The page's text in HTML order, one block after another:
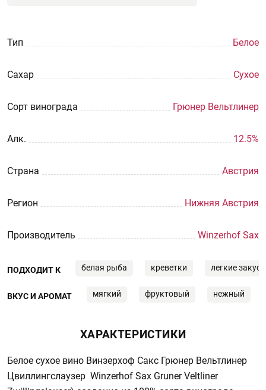
Тип Белое
Сахар Сухое
Сорт винограда Грюнер Вельтлинер
Aлк. 12.5%
Страна Австрия
Регион Нижняя Австрия
Производитель Winzerhof Sax
ПОДХОДИТ К белая рыба креветки легкие
ВКУС И АРОМАТ мягкий фруктовый нежный
ХАРАКТЕРИСТИКИ
Белое сухое вино Винзерхоф Сакс Грюнер Вельтлинер
Цвиллингслаузер Winzerhof Sax Gruner Veltliner